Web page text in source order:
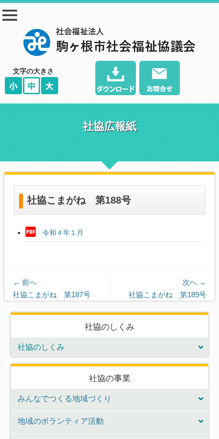
議会
文字の大きさ
社協広報紙
社協こまがね 第188号
令和４年１月
← 前へ
前
社協こまがね 第187号
次へ →
事:
社協こまがね 第189号
社協のしくみ
社協のしくみ
社協の事業
みんなでつくる地域づくり
地域のボランティア活動